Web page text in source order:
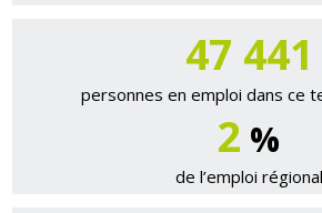
47 548
personnes en emploi dans ce
2 %
de l’emploi régional